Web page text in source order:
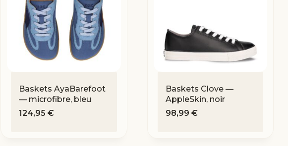
Baskets AyaBarefoot
— microfibre, bleu
124,95 €
Baskets Clove —
AppleSkin, noir
98,99 €